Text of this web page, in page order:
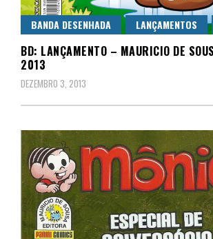
BANDA DESENHADA LANÇAMENTOS
BD: LANÇAMENTO – MAURICIO DE
2013
DEZEMBRO 3, 2013